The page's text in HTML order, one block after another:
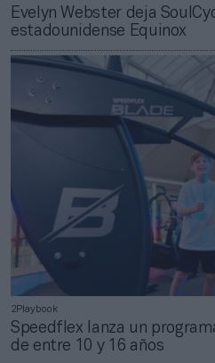
Evelyn Webster deja
estadounidense Equinox
2Playbook
Speedflex lanza un
de entre 10 y 16 años